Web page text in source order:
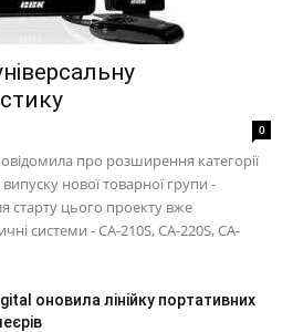
0
про розширення категорії
нової товарної групи -
старту цього проекту вже
системи - CA-210S, CA-220S, CA-
оновила лінійку портативних